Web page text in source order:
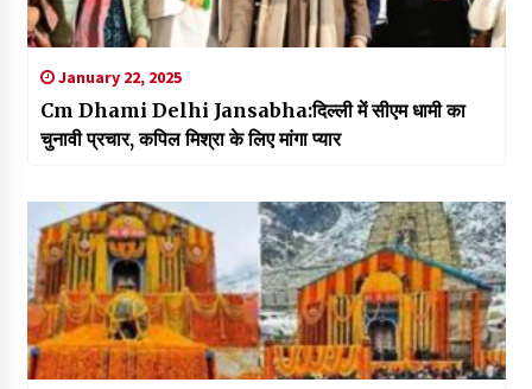
January 22, 2025
Cm Dhami Delhi Jansabha:दिल्ली में सीएम धामी का
चुनावी प्रचार, कपिल मिश्रा के लिए मांगा प्यार